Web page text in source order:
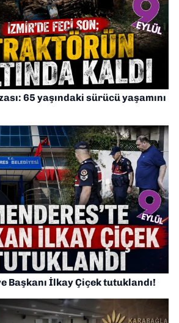
65 yaşındaki sürücü yaşamını
Başkanı İlkay Çiçek tutuklandı!